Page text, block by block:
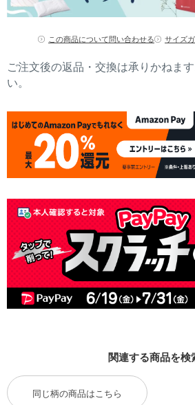
この商品について問い合わせる サイズ
ご注文後の返品・交換は承りかねま
い。
関連する商品を検
同じ柄の商品はこちら